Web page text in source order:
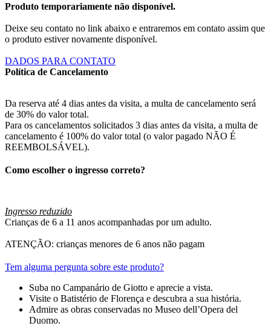
Produto temporariamente não disponível.
Deixe seu contato no link abaixo e entraremos em contato assim que
o produto estiver novamente disponível.
DADOS PARA CONTATO
Política de Cancelamento
Da reserva até 4 dias antes da visita, a multa de cancelamento será
de 30% do valor total.
Para os cancelamentos solicitados 3 dias antes da visita, a multa de
cancelamento é 100% do valor total (o valor pagado NÃO É
REEMBOLSÁVEL).
Como escolher o ingresso correto?
Ingresso reduzido
Crianças de 6 a 11 anos acompanhadas por um adulto.
ATENÇÃO: crianças menores de 6 anos não pagam
Tem alguma pergunta sobre este produto?
Suba no Campanário de Giotto e aprecie a vista.
Visite o Batistério de Florença e descubra a sua história.
Admire as obras conservadas no Museo dell’Opera del
Duomo.